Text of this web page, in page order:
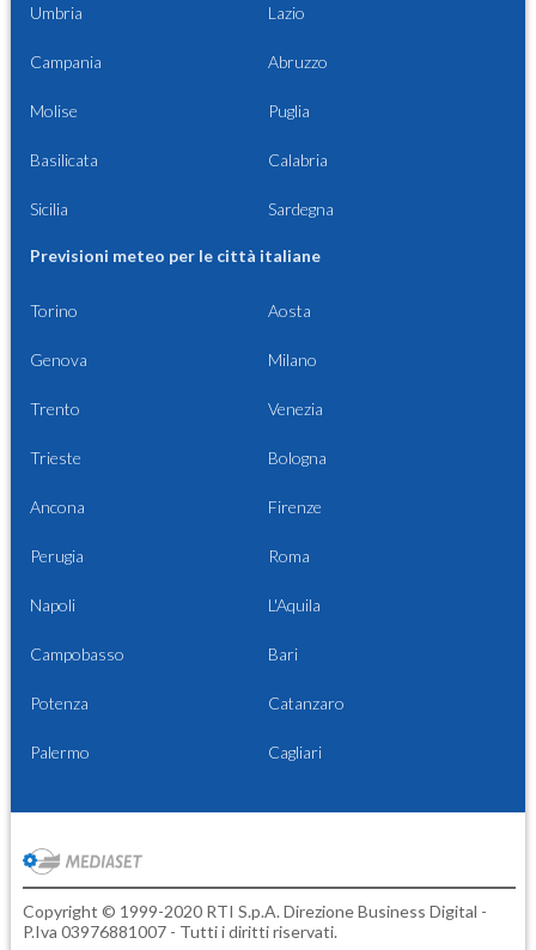
Umbria Lazio
Campania Abruzzo
Molise Puglia
Basilicata Calabria
Sicilia Sardegna
Previsioni meteo per le città italiane
Torino Aosta
Genova Milano
Trento Venezia
Trieste Bologna
Ancona Firenze
Perugia Roma
Napoli L'Aquila
Campobasso Bari
Potenza Catanzaro
Palermo Cagliari
Copyright © 1999-2020 RTI S.p.A. Direzione Business Digital -
P.Iva 03976881007 - Tutti i diritti riservati.